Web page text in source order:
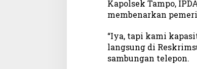
Kapolsek Tampo,
membenarkan
“Iya, tapi kami
langsung di
sambungan telepon.